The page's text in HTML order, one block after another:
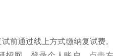
前通过线上方式缴纳复试费。